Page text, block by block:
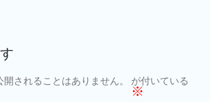
されることはありません。
※
が付いている